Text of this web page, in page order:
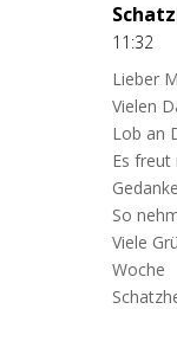
11:32
Lieber
Vielen
Lob an
Es freut
So
Viele
Woche